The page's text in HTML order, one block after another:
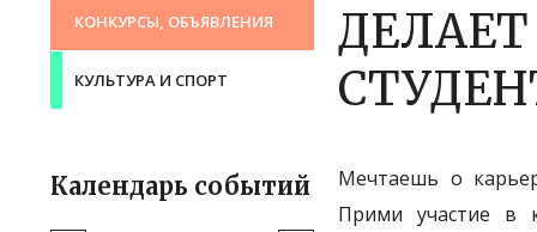
КОНКУРСЫ, ОБЪЯВЛЕНИЯ
КУЛЬТУРА И СПОРТ
Календарь событий
Мечтаешь о
Прими участие в